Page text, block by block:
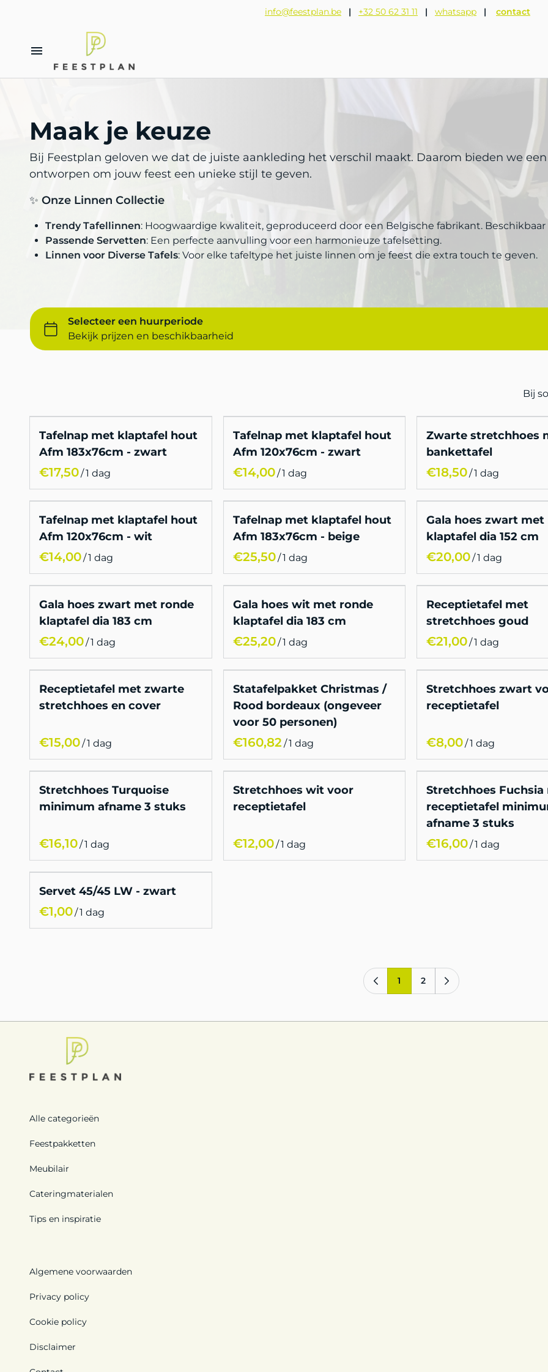
info@feestplan.be | +32 50 62 31 11 | whatsapp | contact
Alle categorieën
Beursmeubilair huren
Verkoop artikelen
Funpakketten
Dinnerpakketten
Vuurpakketten
Meubilair
Hoge tafels en tafels
Lage tafels en linnen
Lounge
Beursmeubilair huren
Bestek
Bar en koeling
Tips en inspiratie
Bouw jouw feest stap voor stap met Feestplan
Hoe bestellen online?
Maak je keuze
Bij Feestplan geloven we dat de juiste aankleding het verschil maakt. Daarom bieden we
ontworpen om jouw feest een unieke stijl te geven.
✨ Onze Linnen Collectie
Trendy Tafellinnen: Hoogwaardige kwaliteit, geproduceerd door een Belgische fabrikant.
Passende Servetten: Een perfecte aanvulling voor een harmonieuze tafelsetting.
Linnen voor Diverse Tafels: Voor elke tafeltype het juiste linnen om je feest die extra touch te geven.
Bij
Tafelnap met klaptafel hout
Afm 183x76cm - zwart
/
Tafelnap met klaptafel hout
Afm 120x76cm - zwart
/
Zwarte stretchhoes
bankettafel
/
Tafelnap met klaptafel hout
Afm 120x76cm - wit
/
Tafelnap met klaptafel hout
Afm 183x76cm - beige
/
Gala hoes zwart met
klaptafel dia 152 cm
/
Gala hoes zwart met ronde
klaptafel dia 183 cm
/
Gala hoes wit met ronde
klaptafel dia 183 cm
/
Receptietafel met
stretchhoes goud
/
Receptietafel met zwarte
stretchhoes en cover
/
Statafelpakket Christmas /
Rood bordeaux (ongeveer
voor 50 personen)
/
Stretchhoes zwart
receptietafel
/
Stretchhoes Turquoise
minimum afname 3 stuks
/
Stretchhoes wit voor
receptietafel
/
Stretchhoes Fuchsia
receptietafel
afname 3 stuks
/
Servet 45/45 LW - zwart
/
1 2
Alle categorieën
Feestpakketten
Meubilair
Cateringmaterialen
Tips en inspiratie
Algemene voorwaarden
Privacy policy
Cookie policy
Disclaimer